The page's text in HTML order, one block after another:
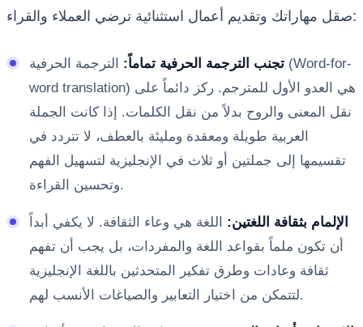
صقل مهاراتك وتقديم أعمال استثنائية ترضي العملاء والقراء:
تجنب الترجمة الحرفية تماماً: الترجمة الحرفية (Word-for-
word translation) هي العدو الأول للمترجم. ركز دائماً على
نقل المعنى والروح بدلاً من نقل الكلمات. إذا كانت الجملة
العربية طويلة ومعقدة ومليئة بالعطف، لا تتردد في
تقسيمها إلى جملتين أو ثلاث في الإنجليزية لتسهيل الفهم
وتحسين القراءة.
الإلمام بثقافة اللغتين: اللغة هي وعاء الثقافة. لا يكفي أبداً
أن تكون ملماً بقواعد اللغة والمفردات، بل يجب أن تفهم
ثقافة وعادات وطرق تفكير المتحدثين باللغة الإنجليزية
لتتمكن من اختيار التعابير والصياغات الأنسب لهم.